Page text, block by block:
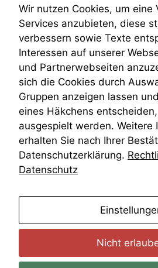
Teilungsklage
Venezuela
VRK
Wiederherstellungsanordnung
Zivilprozessordnung
ZPO
Zustellfiktion
Zuständigkeit
Öffentliches Personalrecht
Öffentlichkeitsprinzip
Wir nutzen Cookies, um eine
Services anzubieten, diese
verbessern sowie Texte
Interessen auf unserer
und Partnerwebseiten
sich die Cookies durch
Gruppen anzeigen lassen
eines Häkchens
ausgespielt werden. Weitere
erhalten Sie nach Ihrer
Datenschutzerklärung.
Datenschutz
Nicht